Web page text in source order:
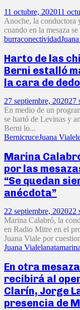
11 octubre, 202011
Anoche, la conductora
cuando en la mesaza
burraconectividad
Harto de las
Berni estalló
la cara de
27 septiembre, 202027
En medio de un
se hartó de Levinas y
Berni lo...
BernicruceJuana Viale
Marina
por las
“Se quedan
anécdota”
22 septiembre, 202022
Marina Calabró, la
en Radio Mitre en el
Juana Viale por
Juana Vialelanata
En otra
recibirá al
Clarín, Jorge
presencia de